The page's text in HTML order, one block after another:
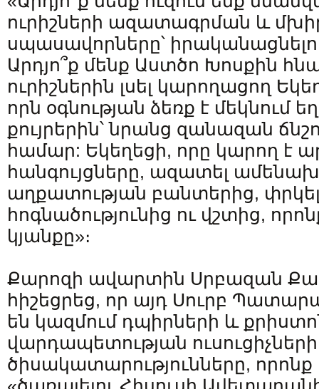
ուրիշների ազատագրման և
սպասավորները՝
Արդյո՞ք մենք Աստծո Խոսքին
ուրիշներին լսել կարողացող
որն օգնության ձեռք է մեկնում
քույրերին՝ նրանց զանազան
համար: Եկեղեցի, որը կարող է
հանգույցները, ազատել
աղքատության բանտերից,
հոգնածությունից ու վշտից,
կյանքը»։
Քարոզի ավարտին Սրբազան
հիշեցրեց, որ այդ Սուրբ
են կազմում դպիրների և
վարդապետության
ծիսակատարությունները, որոնք